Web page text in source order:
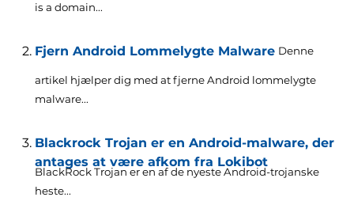
is a domain...
Fjern Android Lommelygte Malware Denne
artikel hjælper dig med at fjerne Android lommelygte
malware...
Blackrock Trojan er en Android-malware, der
antages at være afkom fra Lokibot
BlackRock Trojan er en af de nyeste Android-trojanske
heste...